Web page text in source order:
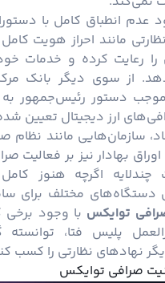
عدم انطباق کامل با
مانند احراز هویت کامل
را رعایت کرده و خدمات خود
از سوی دیگر بانک
موجب دستور رئیس‌جمهور به
ارز دیجیتال تعیین
سازمان‌هایی مانند نظام
بهادار نیز بر فعالیت
چندلایه اگرچه هنوز
دستگاه‌های مختلف برای
توایکس با وجود
پلیس فتا،
نهادهای نظارتی را کسب
صرافی توایکس